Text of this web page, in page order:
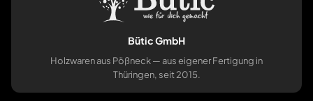
Bütic GmbH
Holzwaren aus Pößneck — aus eigener Fertigung in
Thüringen, seit 2015.